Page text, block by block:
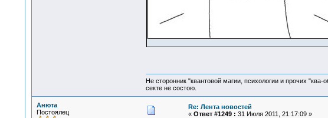
Не сторонник "квантовой магии, психологии и прочих
секте не состою.
Анюта
Постоялец
Re: Лента новостей
« Ответ #1249 : 31 Июля 2011, 21:17:09 »